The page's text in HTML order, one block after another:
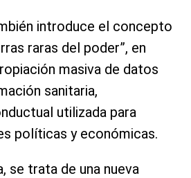
introduce el concepto
raras del poder”, en
masiva de datos
sanitaria,
utilizada para
políticas y económicas.
se trata de una nueva